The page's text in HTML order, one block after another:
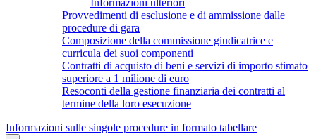
Provvedimenti di esclusione e di ammissione dalle
procedure di gara
Composizione della commissione giudicatrice e
curricula dei suoi componenti
Contratti di acquisto di beni e servizi di importo stimato
superiore a 1 milione di euro
Resoconti della gestione finanziaria dei contratti al
termine della loro esecuzione
Informazioni sulle singole procedure in formato tabellare